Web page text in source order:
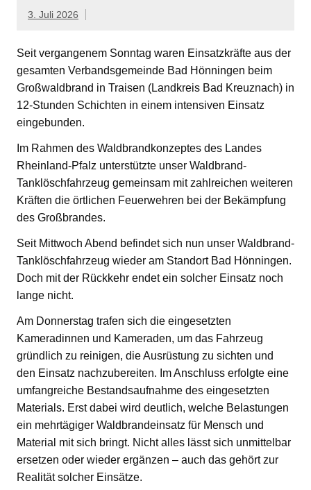
3. Juli 2026
Seit vergangenem Sonntag waren Einsatzkräfte aus der
gesamten Verbandsgemeinde Bad Hönningen beim
Großwaldbrand in Traisen (Landkreis Bad Kreuznach) in
12-Stunden Schichten in einem intensiven Einsatz
eingebunden.
Im Rahmen des Waldbrandkonzeptes des Landes
Rheinland-Pfalz unterstützte unser Waldbrand-
Tanklöschfahrzeug gemeinsam mit zahlreichen weiteren
Kräften die örtlichen Feuerwehren bei der Bekämpfung
des Großbrandes.
Seit Mittwoch Abend befindet sich nun unser Waldbrand-
Tanklöschfahrzeug wieder am Standort Bad Hönningen.
Doch mit der Rückkehr endet ein solcher Einsatz noch
lange nicht.
Am Donnerstag trafen sich die eingesetzten
Kameradinnen und Kameraden, um das Fahrzeug
gründlich zu reinigen, die Ausrüstung zu sichten und
den Einsatz nachzubereiten. Im Anschluss erfolgte eine
umfangreiche Bestandsaufnahme des eingesetzten
Materials. Erst dabei wird deutlich, welche Belastungen
ein mehrtägiger Waldbrandeinsatz für Mensch und
Material mit sich bringt. Nicht alles lässt sich unmittelbar
ersetzen oder wieder ergänzen – auch das gehört zur
Realität solcher Einsätze.